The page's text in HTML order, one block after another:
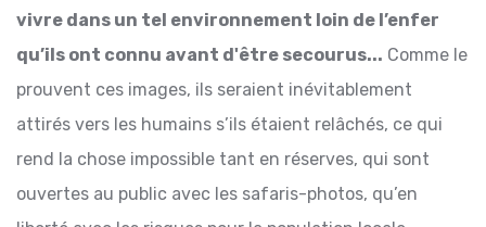
vivre dans un tel environnement loin de l’enfer
qu’ils ont connu avant d'être secourus... Comme le
prouvent ces images, ils seraient inévitablement
attirés vers les humains s’ils étaient relâchés, ce qui
rend la chose impossible tant en réserves, qui sont
ouvertes au public avec les safaris-photos, qu’en